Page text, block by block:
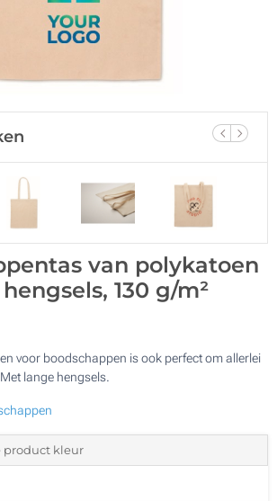
van polykatoen
130 g/m²
voor boodschappen is ook perfect om allerlei
lange hengsels.
product kleur